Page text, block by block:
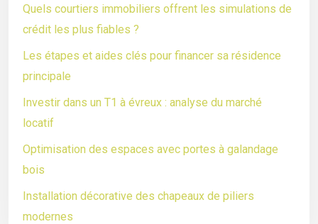
Quels courtiers immobiliers offrent les simulations de
crédit les plus fiables ?
Les étapes et aides clés pour financer sa résidence
principale
Investir dans un T1 à évreux : analyse du marché
locatif
Optimisation des espaces avec portes à galandage
bois
Installation décorative des chapeaux de piliers
modernes